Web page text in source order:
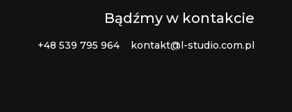
Bądźmy w kontakcie
+48 539 795 964 kontakt@l-studio.com.pl